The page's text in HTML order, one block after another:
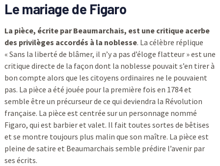
Le mariage de Figaro
La pièce, écrite par Beaumarchais, est une critique acerbe
des privilèges accordés à la noblesse. La célèbre réplique
« Sans la liberté de blâmer, il n’y a pas d’éloge flatteur » est une
critique directe de la façon dont la noblesse pouvait s’en tirer à
bon compte alors que les citoyens ordinaires ne le pouvaient
pas. La pièce a été jouée pour la première fois en 1784 et
semble être un précurseur de ce qui deviendra la Révolution
française. La pièce est centrée sur un personnage nommé
Figaro, qui est barbier et valet. Il fait toutes sortes de bêtises
et se montre toujours plus malin que son maître. La pièce est
pleine de satire et Beaumarchais semble prédire l’avenir par
ses écrits.